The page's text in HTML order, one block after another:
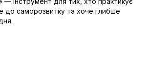
до саморозвитку та хоче глибше